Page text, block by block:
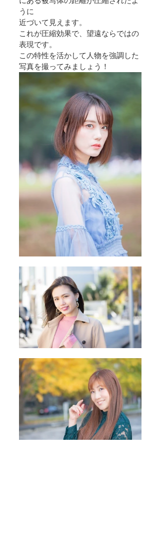
うに
近づいて見えます。
これが圧縮効果で、望遠ならではの
表現です。
この特性を活かして人物を強調した
写真を撮ってみましょう！